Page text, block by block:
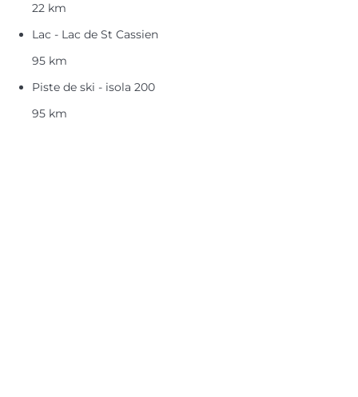
22 km
Lac - Lac de St Cassien
95 km
Piste de ski - isola 200
95 km